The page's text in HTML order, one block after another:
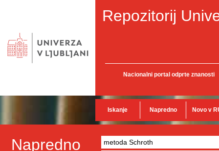
Repozitorij
Nacionalni portal odprte znanosti
Iskanje Napredno Novo v
Napredno